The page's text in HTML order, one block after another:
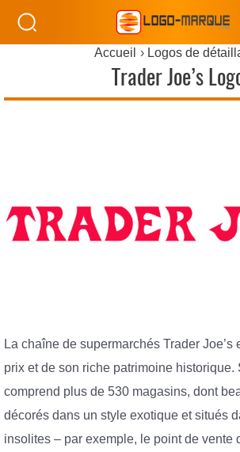
Accueil Logos de
Trader Joe’s
La chaîne de supermarchés Trader Joe’s
prix et de son riche patrimoine historique.
comprend plus de 530 magasins, dont
décorés dans un style exotique et situés
insolites – par exemple, le point de vente